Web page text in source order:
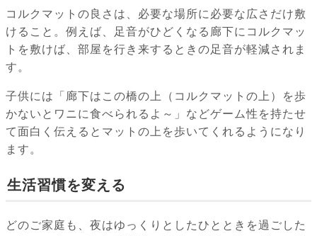
コルクマットの良さは、必要な場所に必要な広さだけ敷
けること。例えば、足音がひどくなる廊下にコルクマッ
トを敷けば、部屋を行き来するときの足音が軽減されま
す。
子供には「廊下はこの橋の上（コルクマットの上）を歩
かないとワニに食べられるよ～」などゲーム性を持たせ
て面白く伝えるとマットの上を歩いてくれるようになり
ます。
生活習慣を変える
どのご家庭も、夜はゆっくりとしたひとときを過ごした